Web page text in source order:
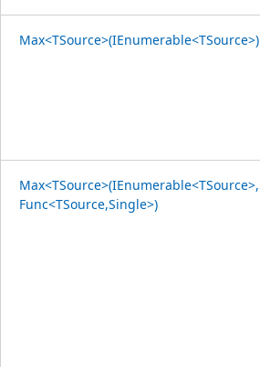
Max<TSource>(IEnumerable<TSource>)
Max<TSource>(IEnumerable<TSource>,
Func<TSource,Single>)